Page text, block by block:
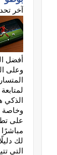
آخر
أفضل
وعلى
الذكي
وخاصة
على
لك
التي